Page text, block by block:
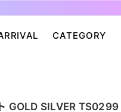
CATEGORY
GOLD SILVER TS0299